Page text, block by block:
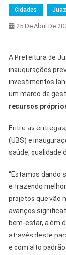
Cidades
25 De Abril De
A Prefeitura de
inaugurações
investimentos
um marco da
recursos
Entre as
(UBS) e
saúde, qualidade
“Estamos dando
e trazendo
projetos que vão
avanços
bem-estar, além
através deste
e com alto